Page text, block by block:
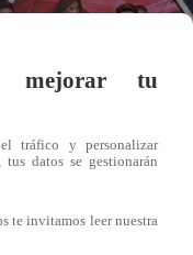
mejorar tu
tráfico y personalizar
, tus datos se gestionarán
te invitamos leer nuestra